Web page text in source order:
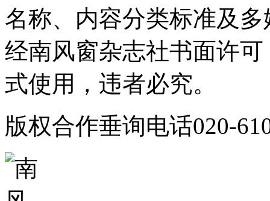
名称、内容分类标准及
经南风窗杂志社书面许
式使用，违者必究。
版权合作垂询电话020-